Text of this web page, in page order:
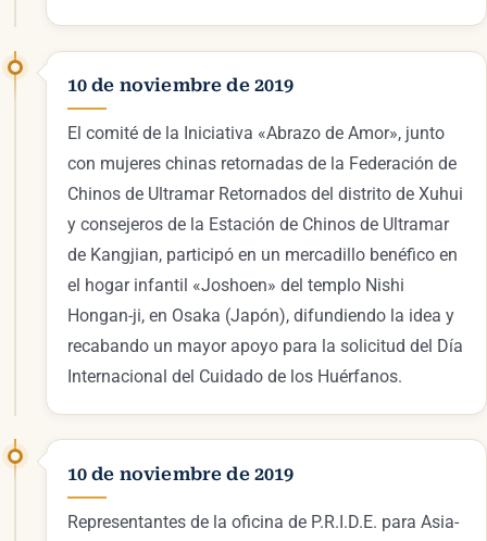
10 de noviembre de 2019
El comité de la Iniciativa «Abrazo de Amor», junto
con mujeres chinas retornadas de la Federación de
Chinos de Ultramar Retornados del distrito de Xuhui
y consejeros de la Estación de Chinos de Ultramar
de Kangjian, participó en un mercadillo benéfico en
el hogar infantil «Joshoen» del templo Nishi
Hongan-ji, en Osaka (Japón), difundiendo la idea y
recabando un mayor apoyo para la solicitud del Día
Internacional del Cuidado de los Huérfanos.
10 de noviembre de 2019
Representantes de la oficina de P.R.I.D.E. para Asia-